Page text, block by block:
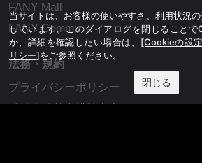
FANY Mall
FANY Commu
法務・規約
プライバシーポリシー
当サイトは、お客様の使いやすさ、利用状況
しています。このダイアログを閉じること
か、詳細を確認したい場合は、 [Cookieの設
リシー]をご参照ください。
閉じる